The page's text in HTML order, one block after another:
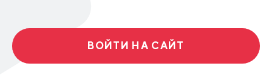
ВОЙТИ НА САЙТ